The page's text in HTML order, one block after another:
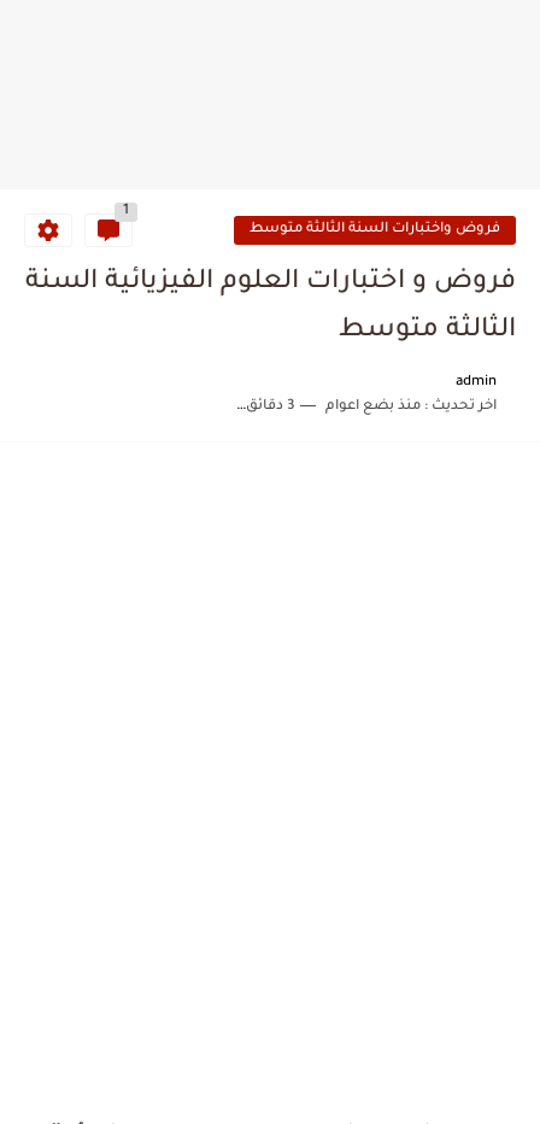
فروض واختبارات السنة الثالثة متوسط
1
فروض و اختبارات العلوم الفيزيائية السنة
الثالثة متوسط
admin
اخر تحديث :منذ بضع اعوام 3 دقائق للقراءة